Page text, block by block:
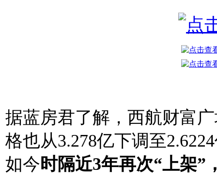
据蓝房君了解，西航财富
格也从3.278亿下调至
如今时隔近3年再次“上架”